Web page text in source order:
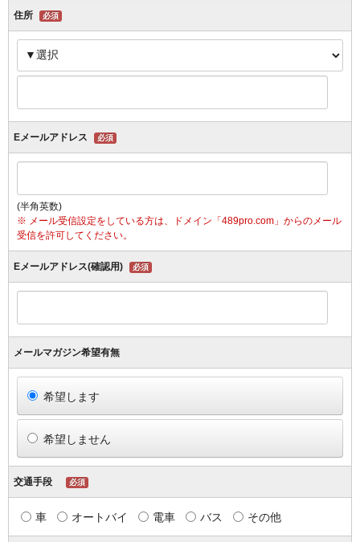
住所 必須
Eメールアドレス 必須
(半角英数)
※ メール受信設定をしている方は、ドメイン「489pro.com」からのメール
受信を許可してください。
Eメールアドレス(確認用) 必須
メールマガジン希望有無
希望します
希望しません
交通手段 必須
車 オートバイ 電車 バス その他